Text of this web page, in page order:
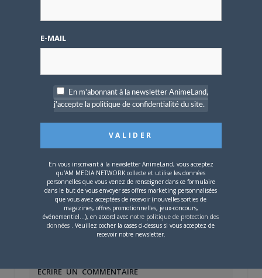
4 AOÛT 2026
4 JUILLET 2026 0
[Entretien] Mokochan : «
Lors des prémices du
projet, il était déjà
demandé de suivre au
mieux le manga
ECRIRE UN COMMENTAIRE
E-MAIL
En m'abonnant à la newsletter AnimeLand,
j'accepte la politique de confidentialité du site.
En vous inscrivant à la newsletter AnimeLand, vous acceptez
qu'AM MEDIA NETWORK collecte et utilise les données
personnelles que vous venez de renseigner dans ce formulaire
dans le but de vous envoyer ses offres marketing personnalisées
que vous avez acceptées de recevoir (nouvelles sorties de
magazines, offres promotionnelles, jeux-concours,
événementiel...), en accord avec notre politique de protection des
données . Veuillez cocher la cases ci-dessus si vous acceptez de
recevoir notre newsletter.